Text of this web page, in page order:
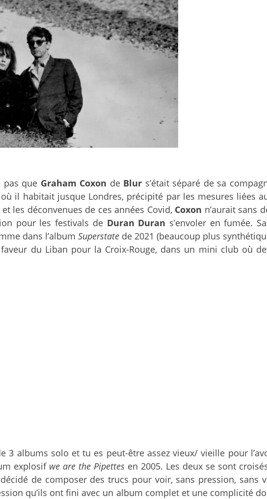
pas que Graham Coxon de Blur s’était séparé de sa
il habitait jusque Londres, précipité par les mesures liées
les déconvenues de ces années Covid, Coxon n’aurait sans
pour les festivals de Duran Duran s’envoler en fumée.
dans l’album Superstatede 2021 (beaucoup plus
du Liban pour la Croix-Rouge, dans un mini club où
3 albums solo et tu es peut-être assez vieux/ vieille pour
explosif we are the Pipettes en 2005. Les deux se sont
de composer des trucs pour voir, sans pression, sans
qu’ils ont fini avec un album complet et une complicité